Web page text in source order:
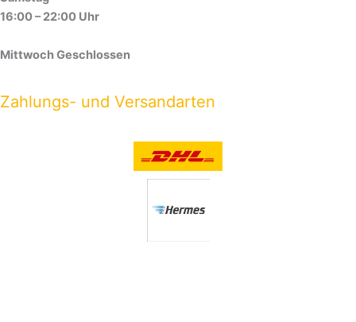
16:00 – 22:00 Uhr
Mittwoch Geschlossen
Zahlungs- und Versandarten